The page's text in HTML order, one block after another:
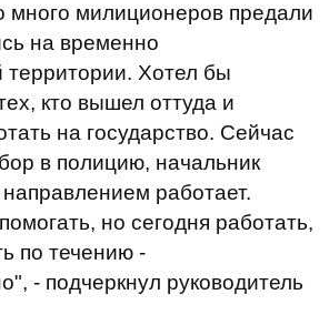
много милиционеров предали
на временно
территории. Хотел бы
кто вышел оттуда и
на государство. Сейчас
в полицию, начальник
работает.
но сегодня работать,
по течению -
- подчеркнул руководитель